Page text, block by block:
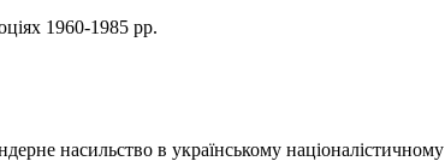
1960-1985 рр.
насильство в українському націоналістичному